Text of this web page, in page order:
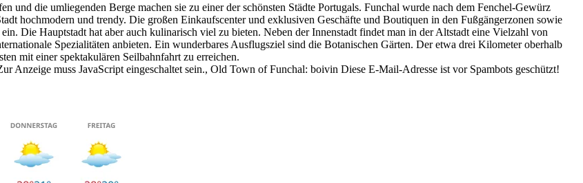
und die umliegenden Berge machen sie zu einer der schönsten Städte Portugals. Funchal wurde nach dem Fenchel-Gewürz
hochmodern und trendy. Die großen Einkaufscenter und exklusiven Geschäfte und Boutiquen in den Fußgängerzonen sowie
Die Hauptstadt hat aber auch kulinarisch viel zu bieten. Neben der Innenstadt findet man in der Altstadt eine Vielzahl von
Spezialitäten anbieten. Ein wunderbares Ausflugsziel sind die Botanischen Gärten. Der etwa drei Kilometer oberhalb
mit einer spektakulären Seilbahnfahrt zu erreichen.
Anzeige muss JavaScript eingeschaltet sein., Old Town of Funchal: boivin Diese E-Mail-Adresse ist vor Spambots geschützt!